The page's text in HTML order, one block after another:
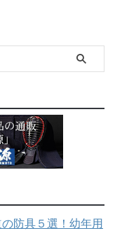
防具５選！幼年用